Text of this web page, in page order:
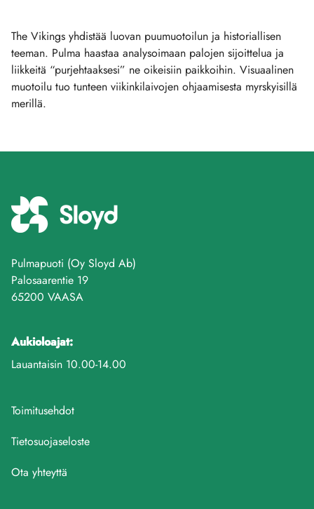
The Vikings yhdistää luovan puumuotoilun ja historiallisen
teeman. Pulma haastaa analysoimaan palojen sijoittelua ja
liikkeitä “purjehtaaksesi” ne oikeisiin paikkoihin. Visuaalinen
muotoilu tuo tunteen viikinkilaivojen ohjaamisesta myrskyisillä
merillä.
Pulmapuoti (Oy Sloyd Ab)
Palosaarentie 19
65200 VAASA
Aukioloajat:
Lauantaisin 10.00-14.00
Toimitusehdot
Tietosuojaseloste
Ota yhteyttä